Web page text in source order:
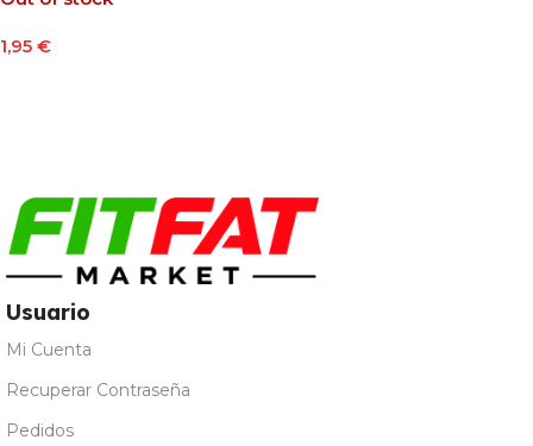
1,95 €
Usuario
Mi Cuenta
Recuperar Contraseña
Pedidos